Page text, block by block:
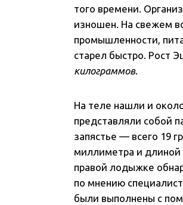
того времени.
изношен. На свежем
промышленности,
старел быстро. Рост
килограммов.
На теле нашли и
представляли собой
запястье — всего 19
миллиметра и длиной
правой лодыжке
по мнению
были выполнены с